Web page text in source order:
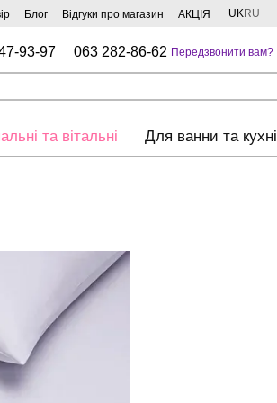
Блог Відгуки про магазин АКЦІЯ UKRU
93-97 063 282-86-62 Передзвонити вам?
та вітальні Для ванни та кухні